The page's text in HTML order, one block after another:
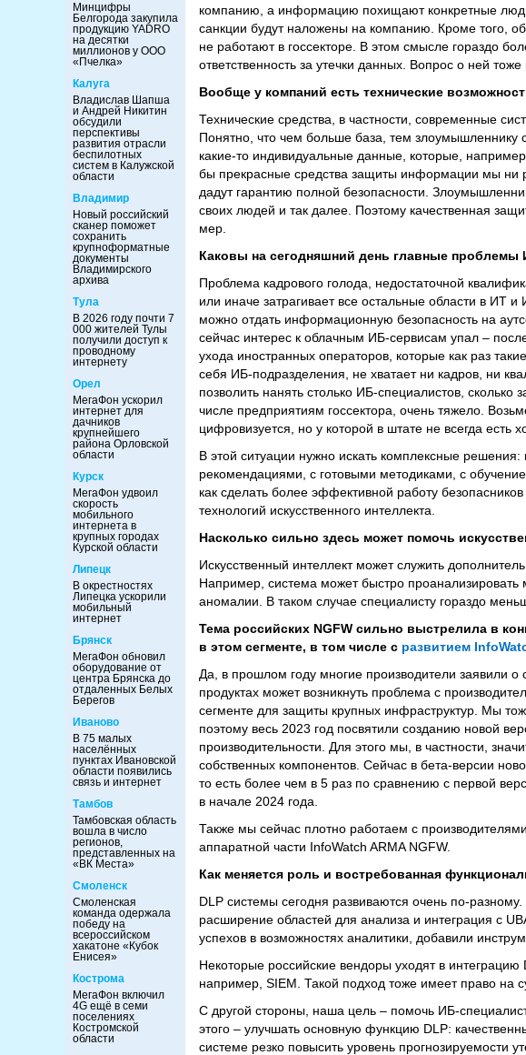
Минцифры
Белгорода закупила
продукцию YADRO
на десятки
миллионов у ООО
«Пчелка»
Калуга
Владислав Шапша
и Андрей Никитин
обсудили
перспективы
развития отрасли
беспилотных
систем в Калужской
области
Владимир
Новый российский
сканер поможет
сохранить
крупноформатные
документы
Владимирского
архива
Тула
В 2026 году почти 7
000 жителей Тулы
получили доступ к
проводному
интернету
Орел
МегаФон ускорил
интернет для
дачников
крупнейшего
района Орловской
области
Курск
МегаФон удвоил
скорость
мобильного
интернета в
крупных городах
Курской области
Липецк
В окрестностях
Липецка ускорили
мобильный
интернет
Брянск
МегаФон обновил
оборудование от
центра Брянска до
отдаленных Белых
Берегов
Иваново
В 75 малых
населённых
пунктах Ивановской
области появились
связь и интернет
Тамбов
Тамбовская область
вошла в число
регионов,
представленных на
«ВК Места»
Смоленск
Смоленская
команда одержала
победу на
всероссийском
хакатоне «Кубок
Енисея»
Кострома
МегаФон включил
4G ещё в семи
поселениях
Костромской
области
компанию, а информацию похищают конкретные
санкции будут наложены на компанию. Кроме того,
не работают в госсекторе. В этом смысле гораздо
ответственность за утечки данных. Вопрос о ней
Вообще у компаний есть технические
Технические средства, в частности, современные
Понятно, что чем больше база, тем злоумышленнику
какие-то индивидуальные данные, которые,
бы прекрасные средства защиты информации мы ни
дадут гарантию полной безопасности.
своих людей и так далее. Поэтому качественная
мер.
Каковы на сегодняшний день главные проблемы
Проблема кадрового голода, недостаточной
или иначе затрагивает все остальные области в ИТ
можно отдать информационную безопасность на
сейчас интерес к облачным ИБ-сервисам упал –
ухода иностранных операторов, которые как раз
себя ИБ-подразделения, не хватает ни кадров, ни
позволить нанять столько ИБ-специалистов,
числе предприятиям госсектора, очень тяжело.
цифровизуется, но у которой в штате не всегда
В этой ситуации нужно искать комплексные
рекомендациями, с готовыми методиками, с
как сделать более эффективной работу
технологий искусственного интеллекта.
Насколько сильно здесь может помочь
Искусственный интеллект может служить
Например, система может быстро проанализировать
аномалии. В таком случае специалисту гораздо
Тема российских NGFW сильно выстрелила в
в этом сегменте, в том числе с развитием
Да, в прошлом году многие производители заявили о
продуктах может возникнуть проблема с
сегменте для защиты крупных инфраструктур. Мы
поэтому весь 2023 год посвятили созданию новой
производительности. Для этого мы, в частности,
собственных компонентов. Сейчас в бета-версии
то есть более чем в 5 раз по сравнению с первой
в начале 2024 года.
Также мы сейчас плотно работаем с
аппаратной части InfoWatch ARMA NGFW.
Как меняется роль и востребованная
DLP системы сегодня развиваются очень по-
расширение областей для анализа и интеграция с
успехов в возможностях аналитики, добавили
Некоторые российские вендоры уходят в
например, SIEM. Такой подход тоже имеет право на
С другой стороны, наша цель – помочь ИБ-
этого – улучшать основную функцию DLP:
системе резко повысить уровень прогнозируемости